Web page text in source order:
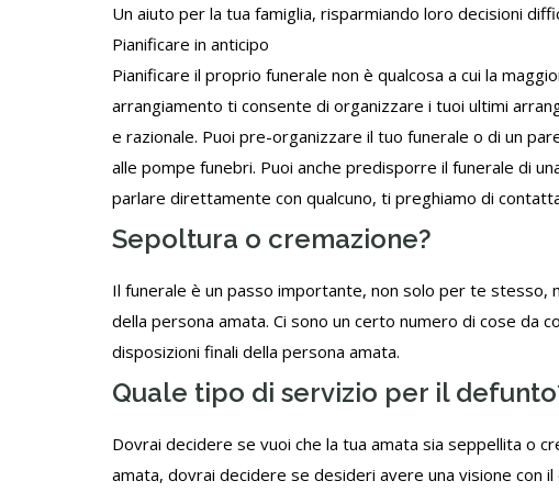
Un aiuto per la tua famiglia, risparmiando loro decisioni
Pianificare in anticipo
Pianificare il proprio funerale non è qualcosa a cui la
arrangiamento ti consente di organizzare i tuoi ultimi
e razionale. Puoi pre-organizzare il tuo funerale o di un
alle pompe funebri. Puoi anche predisporre il funerale di
parlare direttamente con qualcuno, ti preghiamo di
Sepoltura o cremazione?
Il funerale è un passo importante, non solo per te
della persona amata. Ci sono un certo numero di cose da
disposizioni finali della persona amata.
Quale tipo di servizio per il
Dovrai decidere se vuoi che la tua amata sia seppellita o
amata, dovrai decidere se desideri avere una visione con